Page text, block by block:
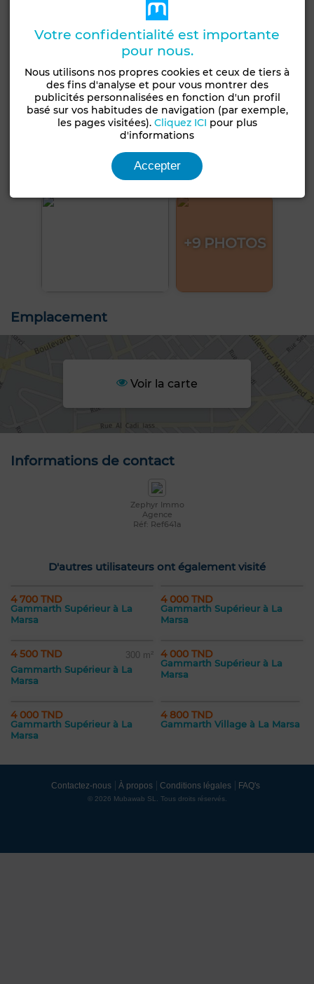
+9 PHOTOS
Emplacement
Voir la carte
Informations de contact
Zephyr Immo
Agence
Réf: Ref641a
D'autres utilisateurs ont également visité
4 700 TND
Gammarth Supérieur à La
Marsa
4 000 TND
Gammarth Supérieur à La
Marsa
4 500 TND 300 m²
Gammarth Supérieur à La
Marsa
4 000 TND
Gammarth Supérieur à La
Marsa
4 000 TND
Gammarth Supérieur à La
Marsa
4 800 TND
Gammarth Village à La Marsa
Contactez-nous À propos Conditions légales FAQ's
© 2026 Mubawab SL. Tous droits réservés.
Votre confidentialité est importante
pour nous.
Nous utilisons nos propres cookies et ceux de tiers à
des fins d'analyse et pour vous montrer des
publicités personnalisées en fonction d'un profil
basé sur vos habitudes de navigation (par exemple,
les pages visitées). Cliquez ICI pour plus
d'informations
Accepter